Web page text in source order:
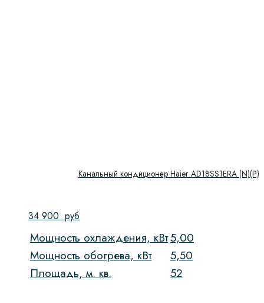
Канальный кондиционер Haier AD18SS1ERA (N)(P)
34 900 руб
Мощность охлаждения, кВт5,00
Мощность обогрева, кВт
5,50
Площадь, м. кв.
52